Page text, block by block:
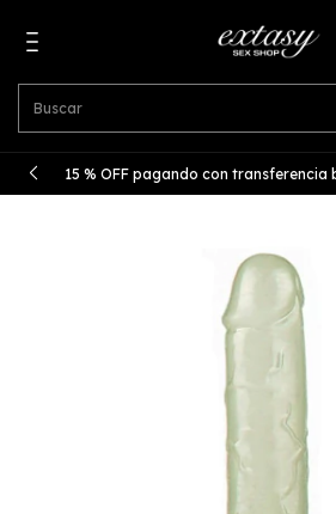
15 % OFF pagando con